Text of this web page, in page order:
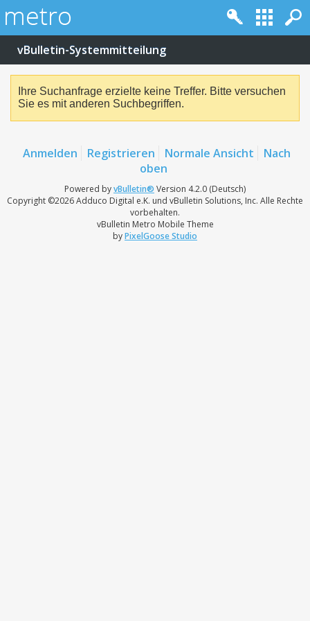
vBulletin-Systemmitteilung
Ihre Suchanfrage erzielte keine Treffer. Bitte versuchen
Sie es mit anderen Suchbegriffen.
Anmelden Registrieren Normale Ansicht
Nach
oben
Powered byvBulletin® Version 4.2.0 (Deutsch)
Copyright ©2026 Adduco Digital e.K. und vBulletin Solutions, Inc. Alle Rechte
vorbehalten.
vBulletin Metro Mobile Theme
byPixelGoose Studio